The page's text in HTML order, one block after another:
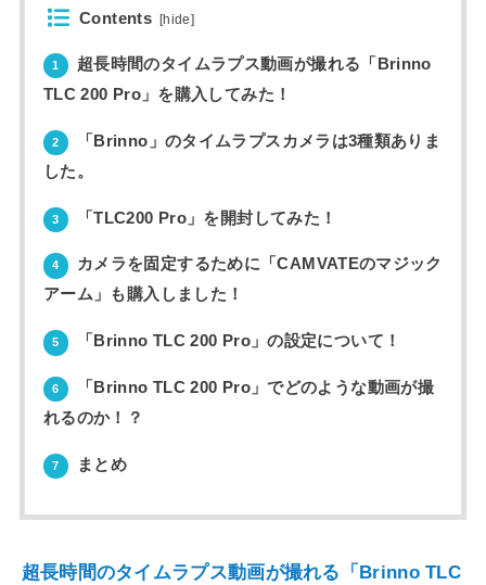
Contents [hide]
1
超長時間のタイムラプス動画が撮れる「Brinno
TLC 200 Pro」を購入してみた！
2
「Brinno」のタイムラプスカメラは3種類ありま
した。
3 「TLC200 Pro」を開封してみた！
4
カメラを固定するために「CAMVATEのマジック
アーム」も購入しました！
5 「Brinno TLC 200 Pro」の設定について！
6
「Brinno TLC 200 Pro」でどのような動画が撮
れるのか！？
7 まとめ
超長時間のタイムラプス動画が撮れる「Brinno TLC